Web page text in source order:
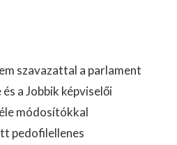
szavazattal a parlament
a Jobbik képviselői
módosítókkal
pedofilellenes